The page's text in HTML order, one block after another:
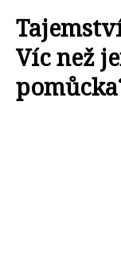
Víc než